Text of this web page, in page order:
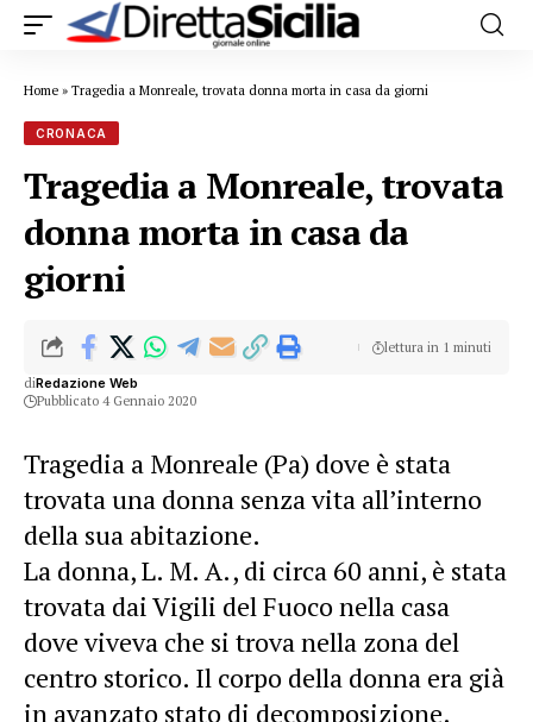
Home » Tragedia a Monreale, trovata donna morta in casa da giorni
CRONACA
Tragedia a Monreale, trovata
donna morta in casa da
giorni
diRedazione Web
Pubblicato 4 Gennaio 2020
lettura in 1 minuti
Tragedia a Monreale (Pa) dove è stata
trovata una donna senza vita all’interno
della sua abitazione.
La donna, L. M. A., di circa 60 anni, è stata
trovata dai Vigili del Fuoco nella casa
dove viveva che si trova nella zona del
centro storico. Il corpo della donna era già
in avanzato stato di decomposizione.